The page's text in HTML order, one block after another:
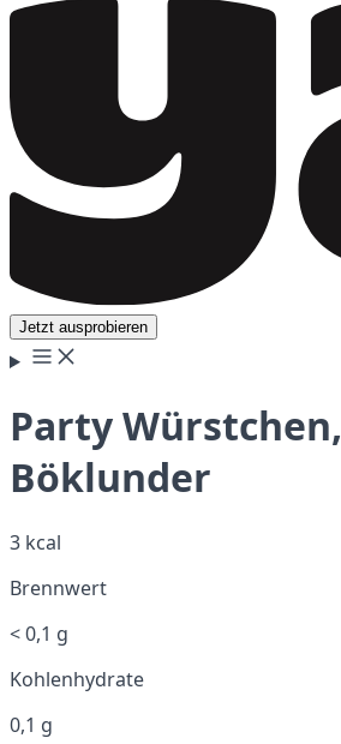
Jetzt ausprobieren
Party Würstchen,
Böklunder
3 kcal
Brennwert
< 0,1 g
Kohlenhydrate
0,1 g